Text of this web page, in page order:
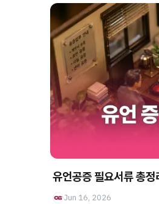
유언공증 필요서류 총
Jun 16, 2026